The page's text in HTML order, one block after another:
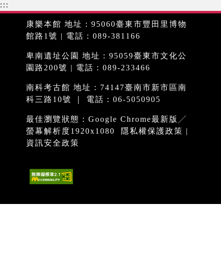
:::
康樂本館 地址：95060臺東市豐田里博物
館路1號 | 電話：089-381166
卑南遺址公園 地址：95059臺東市文化公
園路200號 | 電話：089-233466
南科考古館 地址：74147臺南市新市區南
科三路10號 ｜ 電話：06-5050905
最佳瀏覽狀態：Google Chrome最新版╱
螢幕解析度1920x1080
隱私權保護政策 |
資訊安全政策